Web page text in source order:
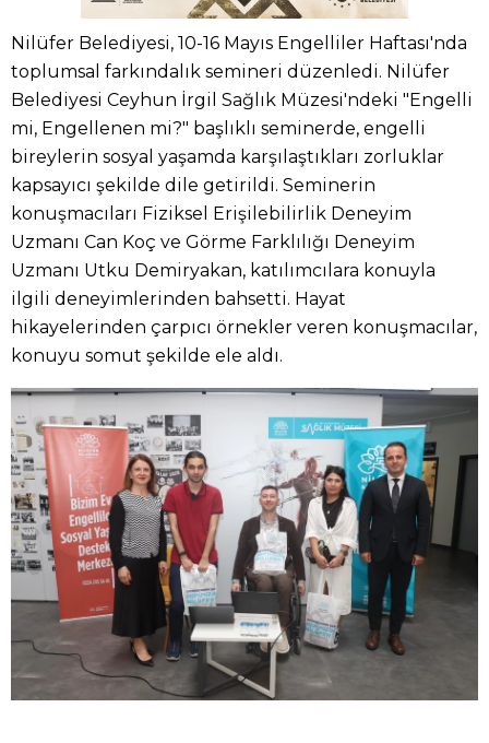
Nilüfer Belediyesi, 10-16 Mayıs Engelliler Haftası'nda
toplumsal farkındalık semineri düzenledi. Nilüfer
Belediyesi Ceyhun İrgil Sağlık Müzesi'ndeki "Engelli
mi, Engellenen mi?" başlıklı seminerde, engelli
bireylerin sosyal yaşamda karşılaştıkları zorluklar
kapsayıcı şekilde dile getirildi. Seminerin
konuşmacıları Fiziksel Erişilebilirlik Deneyim
Uzmanı Can Koç ve Görme Farklılığı Deneyim
Uzmanı Utku Demiryakan, katılımcılara konuyla
ilgili deneyimlerinden bahsetti. Hayat
hikayelerinden çarpıcı örnekler veren konuşmacılar,
konuyu somut şekilde ele aldı.